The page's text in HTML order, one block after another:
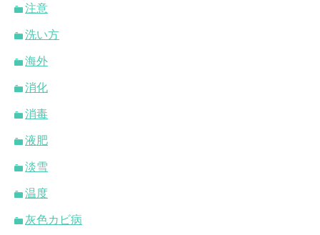
注意
洗い方
海外
消化
消毒
液肥
淡雪
温度
灰色カビ病